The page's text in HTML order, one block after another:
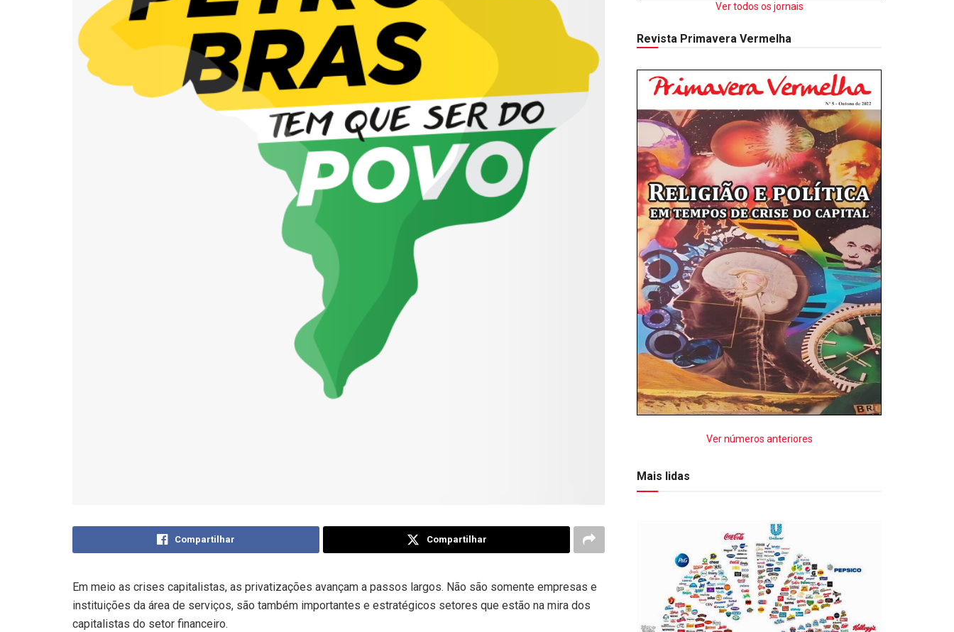
Compartilhar Compartilhar
Em meio as crises capitalistas, as privatizações avançam a passos largos. Não são somente empresas e
instituições da área de serviços, são também importantes e estratégicos setores que estão na mira dos
capitalistas do setor financeiro.
Ver todos os jornais
Revista Primavera Vermelha
Ver números anteriores
Mais lidas